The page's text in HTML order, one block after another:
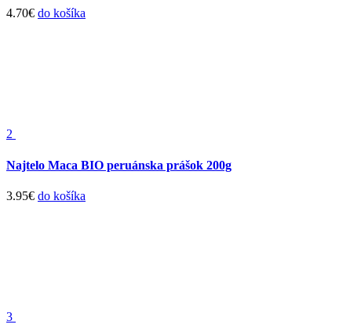
4.70€ do košíka
2
Najtelo Maca BIO peruánska prášok 200g
3.95€ do košíka
3